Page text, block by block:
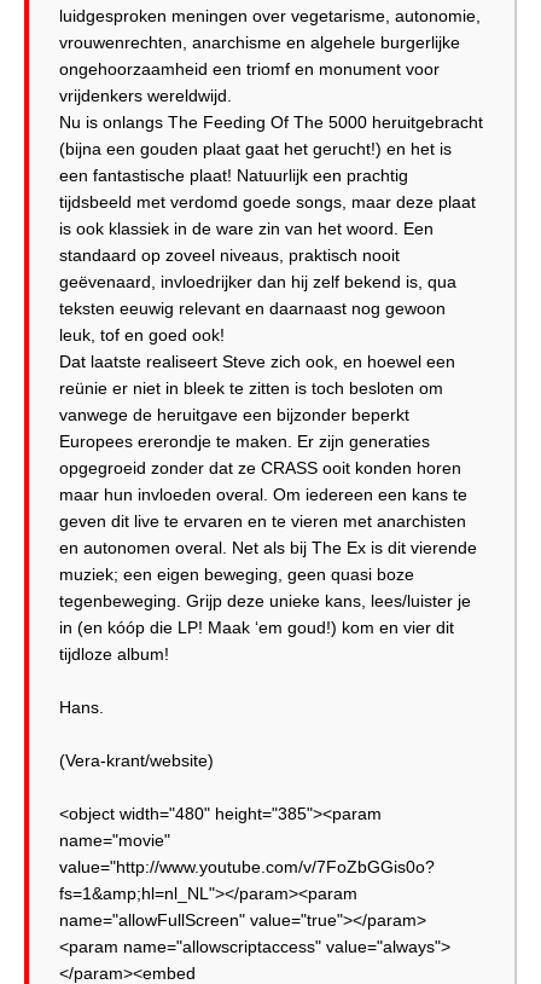
luidgesproken meningen over vegetarisme, autonomie,
vrouwenrechten, anarchisme en algehele burgerlijke
ongehoorzaamheid een triomf en monument voor
vrijdenkers wereldwijd.
Nu is onlangs The Feeding Of The 5000 heruitgebracht
(bijna een gouden plaat gaat het gerucht!) en het is
een fantastische plaat! Natuurlijk een prachtig
tijdsbeeld met verdomd goede songs, maar deze plaat
is ook klassiek in de ware zin van het woord. Een
standaard op zoveel niveaus, praktisch nooit
geëvenaard, invloedrijker dan hij zelf bekend is, qua
teksten eeuwig relevant en daarnaast nog gewoon
leuk, tof en goed ook!
Dat laatste realiseert Steve zich ook, en hoewel een
reünie er niet in bleek te zitten is toch besloten om
vanwege de heruitgave een bijzonder beperkt
Europees ererondje te maken. Er zijn generaties
opgegroeid zonder dat ze CRASS ooit konden horen
maar hun invloeden overal. Om iedereen een kans te
geven dit live te ervaren en te vieren met anarchisten
en autonomen overal. Net als bij The Ex is dit vierende
muziek; een eigen beweging, geen quasi boze
tegenbeweging. Grijp deze unieke kans, lees/luister je
in (en kóóp die LP! Maak ‘em goud!) kom en vier dit
tijdloze album!
Hans.
(Vera-krant/website)
<object width="480" height="385"><param
name="movie"
value="http://www.youtube.com/v/7FoZbGGis0o?
fs=1&amp;hl=nl_NL"></param><param
name="allowFullScreen" value="true"></param>
<param name="allowscriptaccess" value="always">
</param><embed